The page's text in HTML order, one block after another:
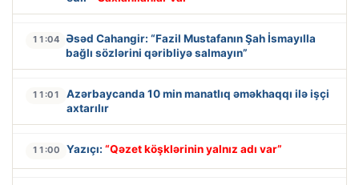
11:04
Əsəd Cahangir: “Fazil Mustafanın Şah İsmayılla
bağlı sözlərini qəribliyə salmayın”
11:01
Azərbaycanda 10 min manatlıq əməkhaqqı ilə işçi
axtarılır
11:00 Yazıçı: “Qəzet köşklərinin yalnız adı var”